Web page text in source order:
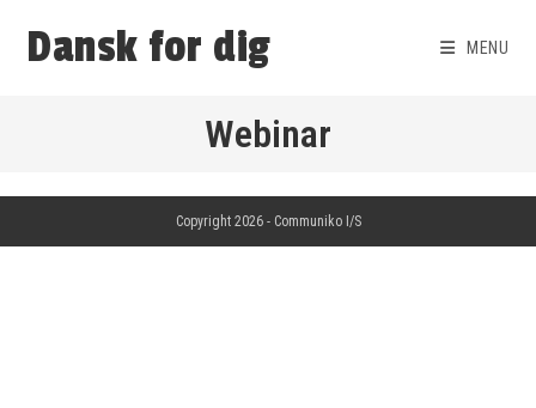
Dansk for dig MENU
Webinar
Copyright 2026 - Communiko I/S